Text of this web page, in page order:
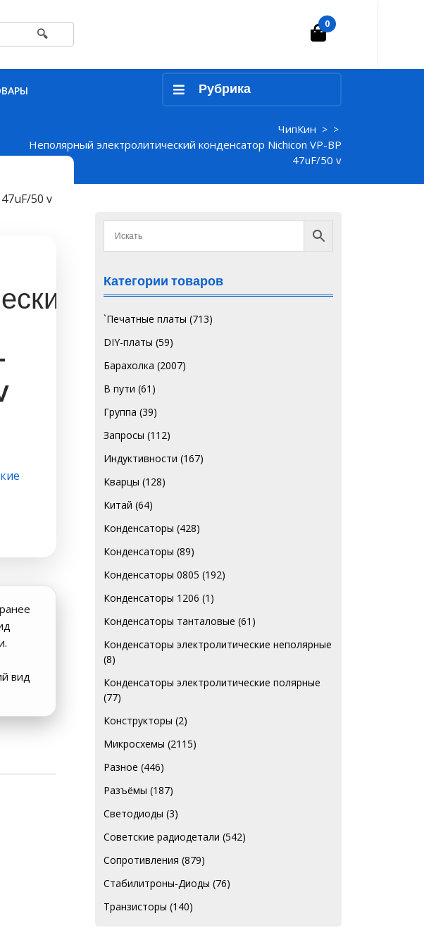
🔍 Корзина
0
Рубрика
ЧипКин > >
Неполярный электролитический конденсатор Nichicon VP-BP
47uF/50 v
50 v
вид
Категории товаров
`Печатные платы (713)
DIY-платы (59)
Барахолка (2007)
В пути (61)
Группа (39)
Запросы (112)
Индуктивности (167)
Кварцы (128)
Китай (64)
Конденсаторы (428)
Конденсаторы (89)
Конденсаторы 0805 (192)
Конденсаторы 1206 (1)
Конденсаторы танталовые (61)
Конденсаторы электролитические неполярные
(8)
Конденсаторы электролитические полярные
(77)
Конструкторы (2)
Микросхемы (2115)
Разное (446)
Разъёмы (187)
Светодиоды (3)
Советские радиодетали (542)
Сопротивления (879)
Стабилитроны-Диоды (76)
Транзисторы (140)